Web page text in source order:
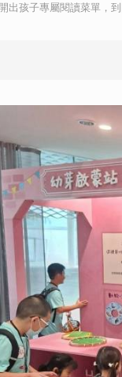
出孩子專屬閱讀菜單，